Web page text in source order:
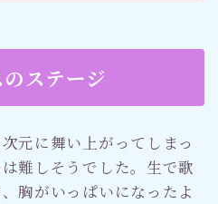
ステージ
元に舞い上がってしまっ
難しそうでした。生で歌
胸がいっぱいになったよ